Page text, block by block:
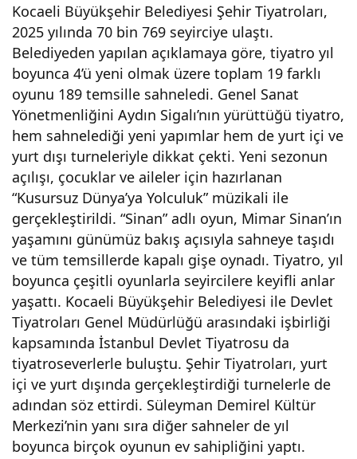
Kocaeli Büyükşehir Belediyesi Şehir Tiyatroları,
2025 yılında 70 bin 769 seyirciye ulaştı.
Belediyeden yapılan açıklamaya göre, tiyatro yıl
boyunca 4’ü yeni olmak üzere toplam 19 farklı
oyunu 189 temsille sahneledi. Genel Sanat
Yönetmenliğini Aydın Sigalı’nın yürüttüğü tiyatro,
hem sahnelediği yeni yapımlar hem de yurt içi ve
yurt dışı turneleriyle dikkat çekti. Yeni sezonun
açılışı, çocuklar ve aileler için hazırlanan
“Kusursuz Dünya’ya Yolculuk” müzikali ile
gerçekleştirildi. “Sinan” adlı oyun, Mimar Sinan’ın
yaşamını günümüz bakış açısıyla sahneye taşıdı
ve tüm temsillerde kapalı gişe oynadı. Tiyatro, yıl
boyunca çeşitli oyunlarla seyircilere keyifli anlar
yaşattı. Kocaeli Büyükşehir Belediyesi ile Devlet
Tiyatroları Genel Müdürlüğü arasındaki işbirliği
kapsamında İstanbul Devlet Tiyatrosu da
tiyatroseverlerle buluştu. Şehir Tiyatroları, yurt
içi ve yurt dışında gerçekleştirdiği turnelerle de
adından söz ettirdi. Süleyman Demirel Kültür
Merkezi’nin yanı sıra diğer sahneler de yıl
boyunca birçok oyunun ev sahipliğini yaptı.
Koc
aeli
Şehi
r
Tiya
trol
arı,
70
bind
en
fazl
dön